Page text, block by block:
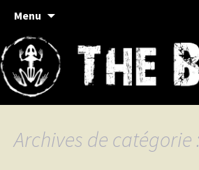
contenu
The Bundy
Rock/Folk/Grungy Haut-
Menu
Archives de catégorie